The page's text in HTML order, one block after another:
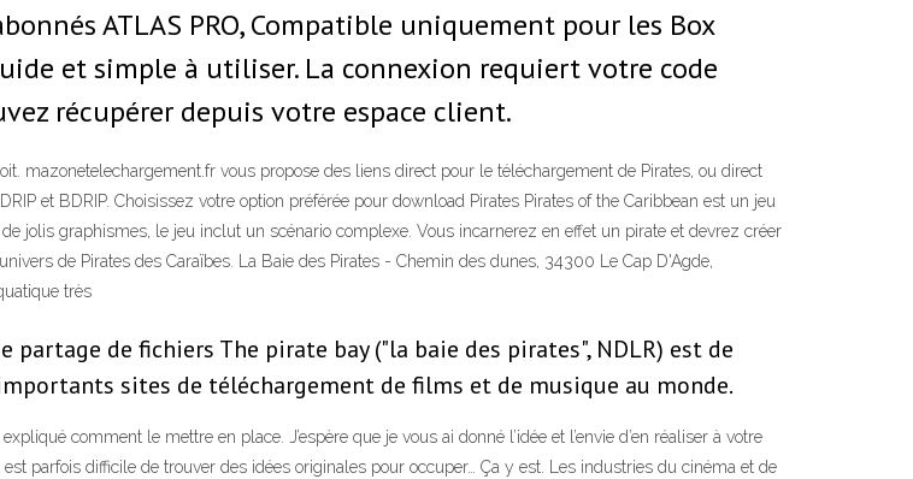
ATLAS PRO, Compatible uniquement pour les Box
et simple à utiliser. La connexion requiert votre code
récupérer depuis votre espace client.
mazonetelechargement.fr vous propose des liens direct pour le téléchargement de Pirates, ou direct
et BDRIP. Choisissez votre option préférée pour download Pirates Pirates of the Caribbean est un jeu
jolis graphismes, le jeu inclut un scénario complexe. Vous incarnerez en effet un pirate et devrez créer
de Pirates des Caraïbes. La Baie des Pirates - Chemin des dunes, 34300 Le Cap D'Agde,
très
de fichiers The pirate bay ("la baie des pirates", NDLR) est de
sites de téléchargement de films et de musique au monde.
comment le mettre en place. J’espère que je vous ai donné l’idée et l’envie d’en réaliser à votre
parfois difficile de trouver des idées originales pour occuper… Ça y est. Les industries du cinéma et de